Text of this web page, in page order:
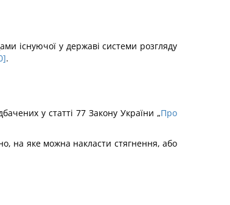
існуючої у державі системи розгляду
.
у статті 77 Закону України „Про
на яке можна накласти стягнення, або